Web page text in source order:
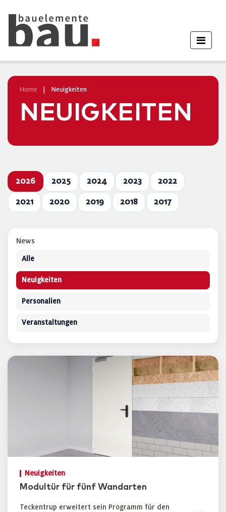
Home Neuigkeiten
NEUIGKEITEN
2026 2025 2024 2023 2022
2021 2020 2019 2018 2017
Neuigkeiten
Modultür für fünf Wandarten
Teckentrup erweitert sein Programm für den
News
Alle
Neuigkeiten
Personalien
Veranstaltungen